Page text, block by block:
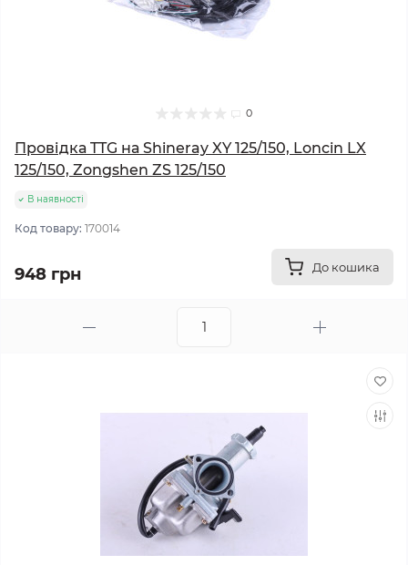
0
Провідка TTG на Shineray XY 125/150, Loncin LX
125/150, Zongshen ZS 125/150
В наявності
Код товару: 170014
948 грн До кошика